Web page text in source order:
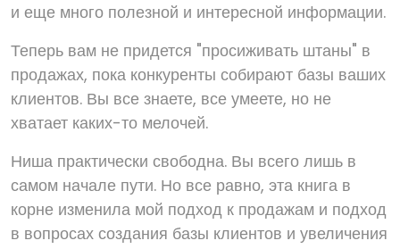
и еще много полезной и интересной информации.
Теперь вам не придется "просиживать штаны" в
продажах, пока конкуренты собирают базы ваших
клиентов. Вы все знаете, все умеете, но не
хватает каких-то мелочей.
Ниша практически свободна. Вы всего лишь в
самом начале пути. Но все равно, эта книга в
корне изменила мой подход к продажам и подход
в вопросах создания базы клиентов и увеличения